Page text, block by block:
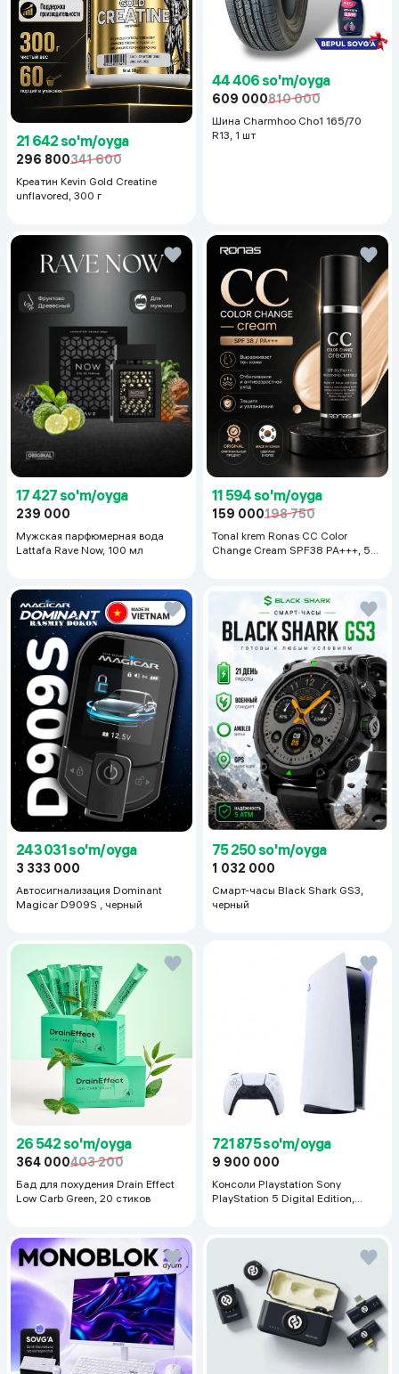
21 642 so'm/oyga
296 800341 600
Креатин Kevin Gold Creatine
unflavored, 300 г
44 406 so'm/oyga
609 000810 000
Шина Charmhoo Cho1 165/70
R13, 1 шт
17 427 so'm/oyga
239 000
Мужская парфюмерная вода
Lattafa Rave Now, 100 мл
11 594 so'm/oyga
159 000198 750
Tonal krem Ronas CC Color
Change Cream SPF38 PA+++, 50
243 031 so'm/oyga
3 333 000
Автосигнализация Dominant
Magicar D909S , черный
75 250 so'm/oyga
1 032 000
Смарт-часы Black Shark GS3,
черный
26 542 so'm/oyga
364 000403 200
Бад для похудения Drain Effect
Low Carb Green, 20 стиков
721 875 so'm/oyga
9 900 000
Консоли Playstation Sony
PlayStation 5 Digital Edition,